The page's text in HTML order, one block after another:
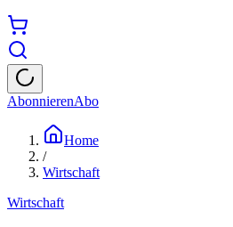
AbonnierenAbo
Home
/
Wirtschaft
Wirtschaft